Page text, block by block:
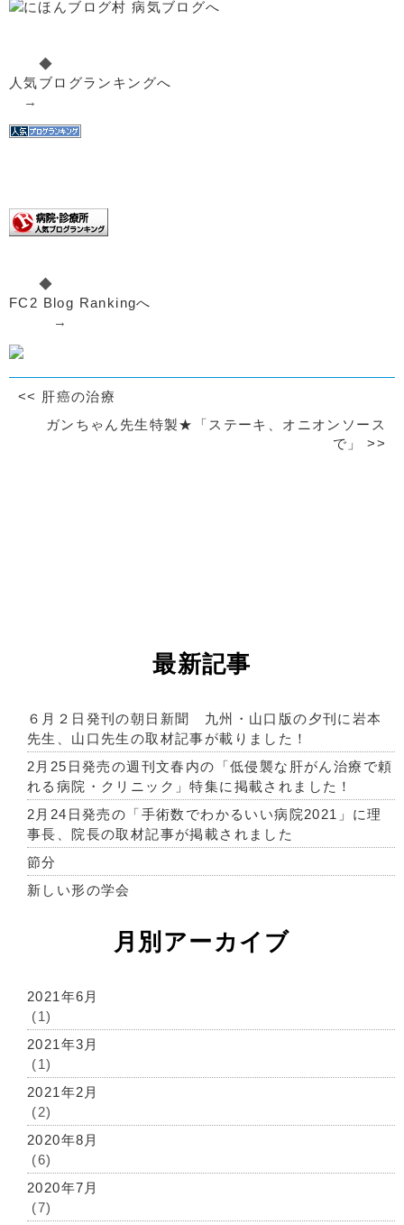
◆
人気ブログランキングへ
→
◆
FC2 Blog Rankingへ
→
<< 肝癌の治療
ガンちゃん先生特製★「ステーキ、オニオンソース
で」>>
最新記事
６月２日発刊の朝日新聞 九州・山口版の夕刊に岩本
先生、山口先生の取材記事が載りました！
2月25日発売の週刊文春内の「低侵襲な肝がん治療で頼
れる病院・クリニック」特集に掲載されました！
2月24日発売の「手術数でわかるいい病院2021」に理
事長、院長の取材記事が掲載されました
節分
新しい形の学会
月別アーカイブ
2021年6月
(1)
2021年3月
(1)
2021年2月
(2)
2020年8月
(6)
2020年7月
(7)